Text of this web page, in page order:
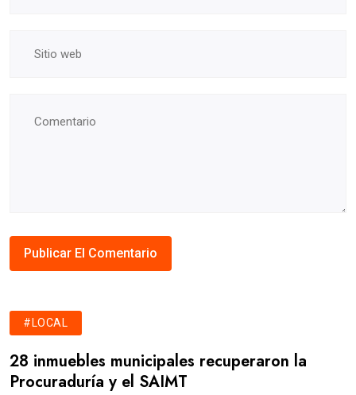
#LOCAL
28 inmuebles municipales recuperaron la
Procuraduría y el SAIMT